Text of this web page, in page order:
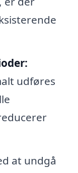
udføres
at undgå